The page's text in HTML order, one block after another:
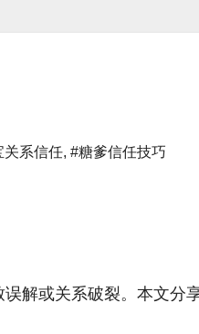
关系信任, #糖爹信任技巧
解或关系破裂。本文分